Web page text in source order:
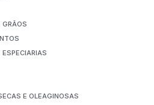
GRÃOS
ESPECIARIAS
E OLEAGINOSAS